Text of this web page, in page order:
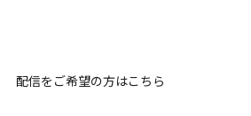
配信をご希望の方はこちら